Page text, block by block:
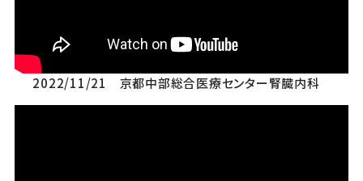
2022/11/21 京都中部総合医療センター腎臓内科